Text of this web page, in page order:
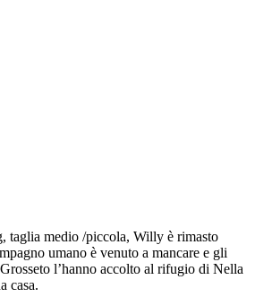
taglia medio /piccola, Willy è rimasto
umano è venuto a mancare e gli
l’hanno accolto al rifugio di Nella
casa.